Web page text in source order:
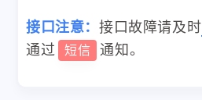
接口注意： 接口故障请及时
通过
短信 通知。